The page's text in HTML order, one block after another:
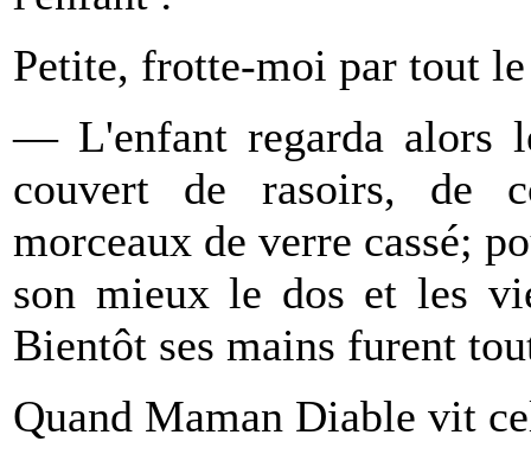
Petite, frotte-moi par tout
— L'enfant regarda alors
couvert de rasoirs, de
morceaux de verre cassé;
son mieux le dos et les
Bientôt ses mains furent
Quand Maman Diable vit